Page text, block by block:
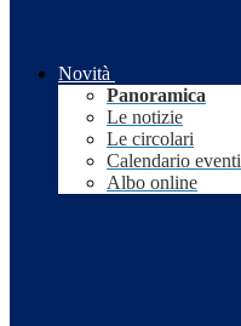
Novità
Panoramica
Le notizie
Le circolari
Calendario eventi
Albo online